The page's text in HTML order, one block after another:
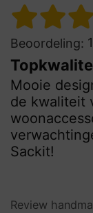
Beoordeling:
Mooie
de kwaliteit
Sackit!
Review